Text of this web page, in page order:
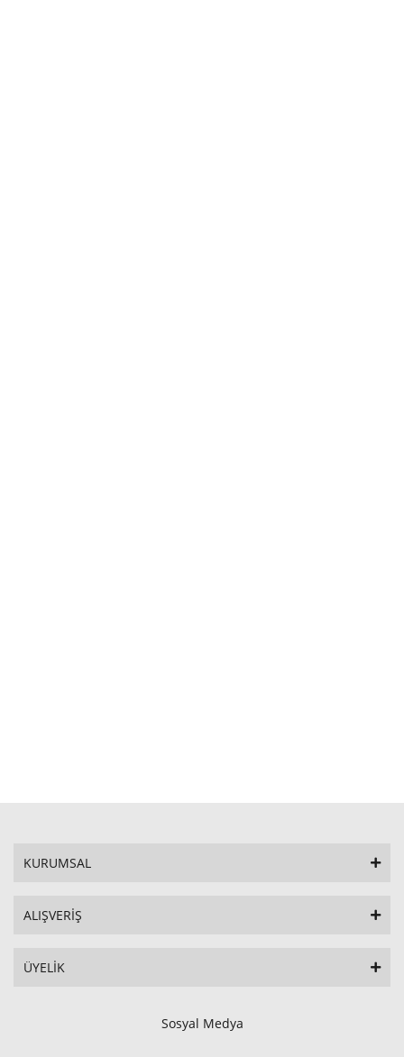
KURUMSAL
ALIŞVERİŞ
ÜYELİK
Sosyal Medya